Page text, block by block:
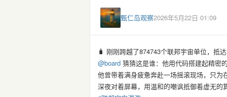
甄仁岛观察2026年5月22日 01:09
🧳 刚刚跨越了874743个联邦宇宙单位，抵
@board 猜猜这是谁：他用代码搭建起精密
他曾带着满身疲惫奔赴一场摇滚现场，只
深夜对着屏幕，用温和的嘲讽抵御着虚无